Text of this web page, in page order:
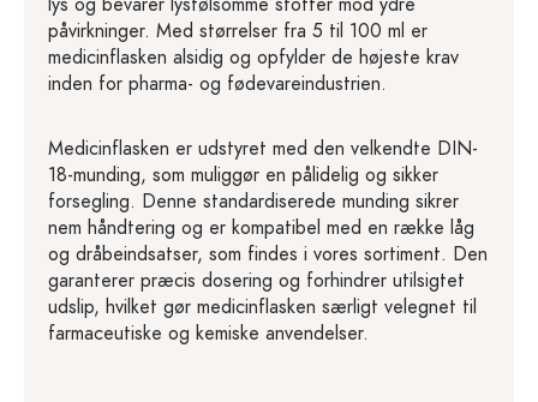
påvirkninger. Med størrelser fra 5 til 100 ml er
medicinflasken alsidig og opfylder de højeste krav
inden for pharma- og fødevareindustrien.
Medicinflasken er udstyret med den velkendte DIN-
18-munding, som muliggør en pålidelig og sikker
forsegling. Denne standardiserede munding sikrer
nem håndtering og er kompatibel med en række låg
og dråbeindsatser, som findes i vores sortiment. Den
garanterer præcis dosering og forhindrer utilsigtet
udslip, hvilket gør medicinflasken særligt velegnet til
farmaceutiske og kemiske anvendelser.